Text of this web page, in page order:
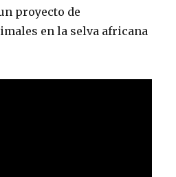
proyecto de
en la selva africana